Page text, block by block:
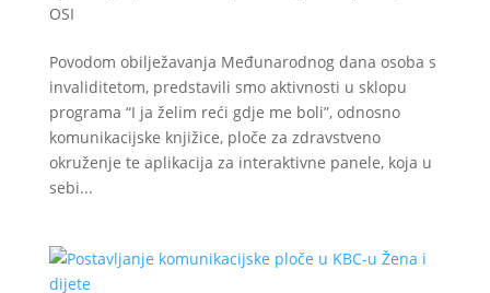
OSI
Povodom obilježavanja Međunarodnog dana osoba s
invaliditetom, predstavili smo aktivnosti u sklopu
programa “I ja želim reći gdje me boli”, odnosno
komunikacijske knjižice, ploče za zdravstveno
okruženje te aplikacija za interaktivne panele, koja u
sebi...